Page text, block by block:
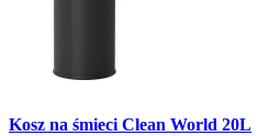
Kosz na śmieci Clean World 20L